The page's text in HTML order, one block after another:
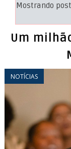
Mostrando
Um
NOTÍCIAS